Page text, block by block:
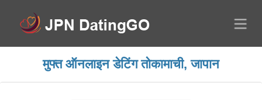
मुफ्त ऑनलाइन डेटिंग तोकामाची, जापान